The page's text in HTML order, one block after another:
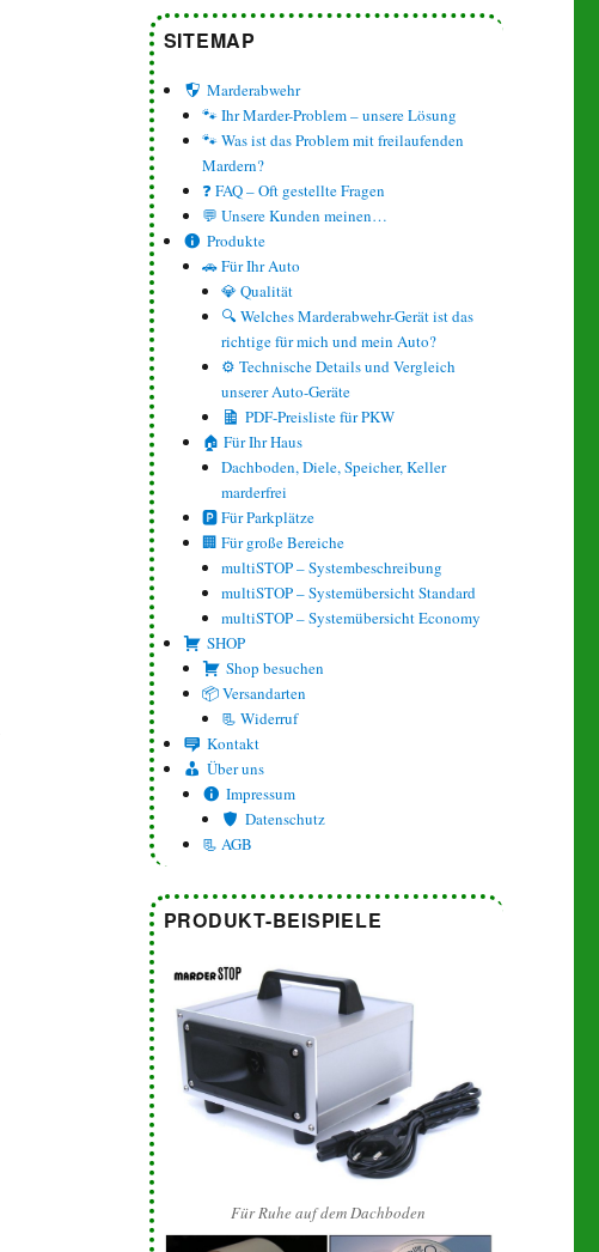
SITEMAP
Marderabwehr
🐾 Ihr Marder-Problem – unsere Lösung
🐾 Was ist das Problem mit freilaufenden
Mardern?
❓ FAQ – Oft gestellte Fragen
💬 Unsere Kunden meinen…
Produkte
🚗 Für Ihr Auto
💎 Qualität
🔍 Welches Marderabwehr-Gerät ist das
richtige für mich und mein Auto?
⚙️ Technische Details und Vergleich
unserer Auto-Geräte
PDF-Preisliste für PKW
🏠 Für Ihr Haus
Dachboden, Diele, Speicher, Keller
marderfrei
🅿️ Für Parkplätze
🏢 Für große Bereiche
multiSTOP – Systembeschreibung
multiSTOP – Systemübersicht Standard
multiSTOP – Systemübersicht Economy
SHOP
Shop besuchen
📦 Versandarten
📃 Widerruf
Kontakt
Über uns
Impressum
Datenschutz
📃 AGB
PRODUKT-BEISPIELE
Für Ruhe auf dem Dachboden